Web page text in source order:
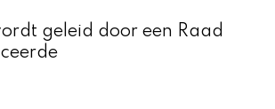
geleid door een Raad